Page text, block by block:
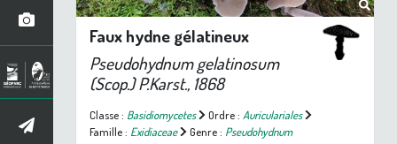
Faux hydne gélatineux
Pseudohydnum gelatinosum
(Scop.) P.Karst., 1868
Classe : Basidiomycetes Ordre : Auriculariales
Famille : Exidiaceae Genre : Pseudohydnum